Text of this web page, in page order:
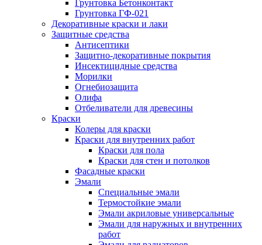
Грунтовка Бетонконтакт
Грунтовка ГФ-021
Декоративные краски и лаки
Защитные средства
Антисептики
Защитно-декоративные покрытия
Инсектицидные средства
Морилки
Огнебиозащита
Олифа
Отбеливатели для древесины
Краски
Колеры для краски
Краски для внутренних работ
Краски для пола
Краски для стен и потолков
Фасадные краски
Эмали
Специальные эмали
Термостойкие эмали
Эмали акриловые универсальные
Эмали для наружных и внутренних
работ